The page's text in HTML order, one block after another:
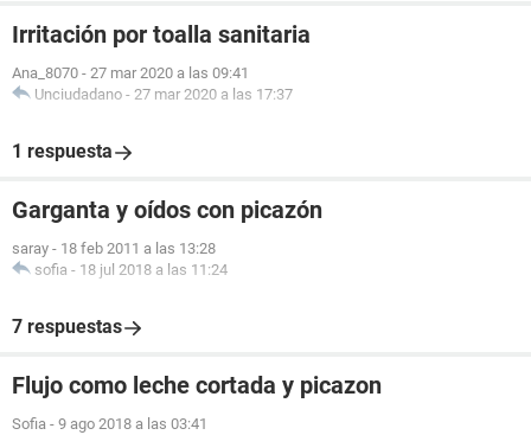
Irritación por toalla sanitaria
Ana_8070 - 27 mar 2020 a las 09:41
Unciudadano - 27 mar 2020 a las 17:37
1 respuesta
Garganta y oídos con picazón
saray - 18 feb 2011 a las 13:28
sofia - 18 jul 2018 a las 11:24
7 respuestas
Flujo como leche cortada y picazon
Sofia - 9 ago 2018 a las 03:41